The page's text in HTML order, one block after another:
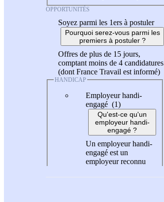
OPPORTUNITÉS
Soyez parmi les 1ers à postuler
Pourquoi serez-vous parmi les
premiers à postuler ?
Offres de plus de 15 jours,
comptant moins de 4 candidatures
(dont France Travail est informé)
HANDICAP
Employeur handi-
engagé (1)
Qu'est-ce qu'un
employeur handi-
engagé ?
Un employeur handi-
engagé est un
employeur reconnu